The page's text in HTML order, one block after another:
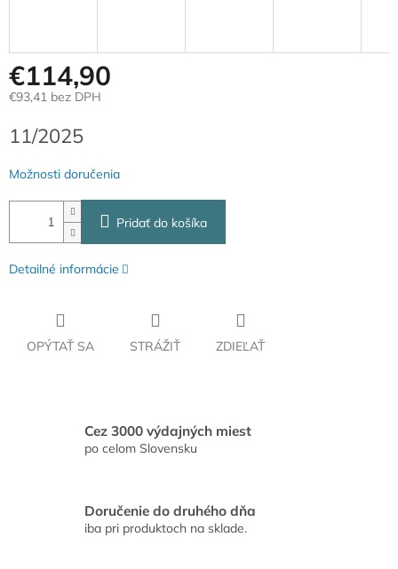
€114,90
€93,41 bez DPH
cena:
11/2025
Možnosti doručenia
Pridať do košíka
Detailné informácie
OPÝTAŤ SA STRÁŽIŤ ZDIEĽAŤ
Cez 3000 výdajných miest
po celom Slovensku
Doručenie do druhého dňa
iba pri produktoch na sklade.